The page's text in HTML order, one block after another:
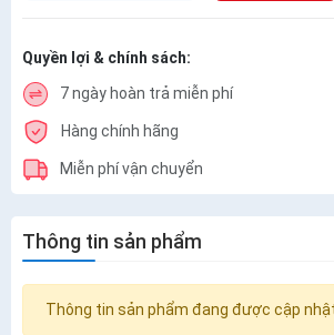
Quyền lợi & chính sách:
7 ngày hoàn trả miễn phí
Hàng chính hãng
Miễn phí vận chuyển
Thông tin sản phẩm
Thông tin sản phẩm đang được cập